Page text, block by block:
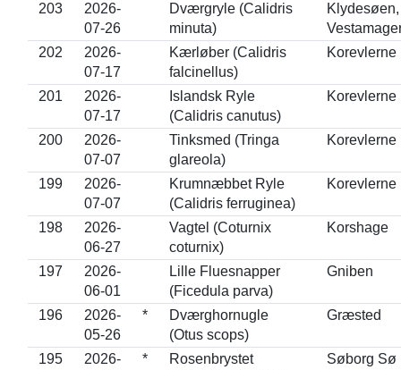
203
2026-
07-26
Dværgryle (Calidris
minuta)
Klydesøen,
202
2026-
07-17
Kærløber (Calidris
falcinellus)
Korevlerne
201
2026-
07-17
Islandsk Ryle
(Calidris canutus)
Korevlerne
200
2026-
07-07
Tinksmed (Tringa
glareola)
Korevlerne
199
2026-
07-07
Krumnæbbet Ryle
(Calidris ferruginea)
Korevlerne
198
2026-
06-27
Vagtel (Coturnix
coturnix)
Korshage
197
2026-
06-01
Lille Fluesnapper
(Ficedula parva)
Gniben
196
2026-
05-26
*
Dværghornugle
(Otus scops)
Græsted
195
2026-
*
Rosenbrystet
Søborg Sø